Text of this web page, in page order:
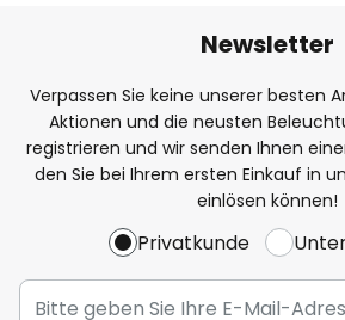
Newsletter
Verpassen Sie keine unserer besten
Aktionen und die neusten
registrieren und wir senden Ihnen
den Sie bei Ihrem ersten Einkauf in
einlösen können!
Privatkunde